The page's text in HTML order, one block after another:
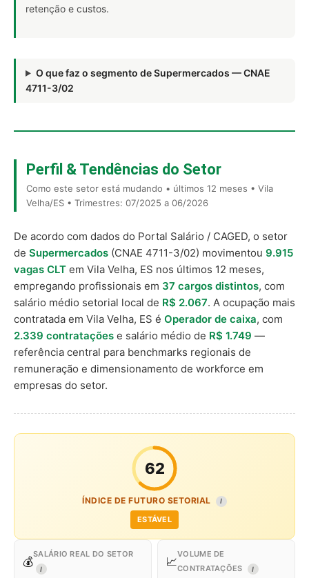
retenção e custos.
O que faz o segmento de Supermercados — CNAE
4711-3/02
Perfil & Tendências do Setor
Como este setor está mudando • últimos 12 meses • Vila
Velha/ES • Trimestres: 07/2025 a 06/2026
De acordo com dados do Portal Salário / CAGED, o setor
de Supermercados (CNAE 4711-3/02) movimentou 9.915
vagas CLT em Vila Velha, ES nos últimos 12 meses,
empregando profissionais em 37 cargos distintos, com
salário médio setorial local de R$ 2.067. A ocupação mais
contratada em Vila Velha, ES é Operador de caixa, com
2.339 contratações e salário médio de R$ 1.749 —
referência central para benchmarks regionais de
remuneração e dimensionamento de workforce em
empresas do setor.
62
ÍNDICE DE FUTURO SETORIAL I
ESTÁVEL
💰
SALÁRIO REAL DO SETOR
I
📈
VOLUME DE
CONTRATAÇÕES
I